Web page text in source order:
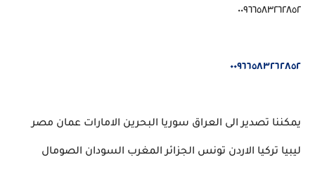
٠٠٩٦٦٥٨٣٢٦٢٨٥٢
٠٠٩٦٦٥٨٣٢٦٢٨٥٢
يمكننا تصدير الى العراق سوريا البحرين الامارات عمان مصر
ليبيا تركيا الاردن تونس الجزائر المغرب السودان الصومال